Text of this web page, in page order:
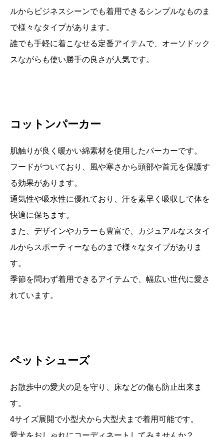
ルからビジネスシーンでも着用できるシンプルなものま
で様々なタイプがあります。
誰でも手軽に着こなせる定番アイテムで、オーソドック
スながらも使い勝手の良さが人気です。
コットンパーカー
肌触りが良く暖かい綿素材を使用したパーカーです。
フードがついており、風や寒さから頭部や首元を保護す
る効果があります。
通気性や吸水性に優れており、汗を素早く吸収して体を
快適に保ちます。
また、デザインやカラーも豊富で、カジュアルなスタイ
ルからスポーティーなものまで様々なタイプがありま
す。
季節を問わず着用できるアイテムで、幅広い世代に愛さ
れています。
ペットシューズ
お散歩中の愛犬の足を守り、床などの傷も防止出来ま
す。
4サイズ展開で小型犬から大型犬まで着用可能です。
愛犬をおしゃれにコーディネートしてみませんか？